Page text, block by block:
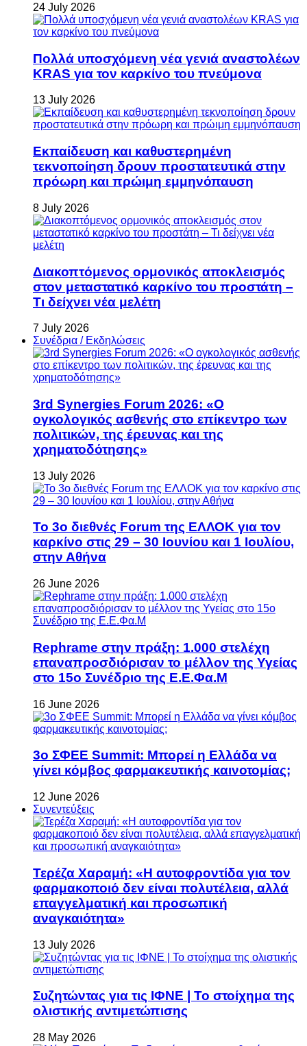
24 July 2026
Πολλά υποσχόμενη νέα γενιά αναστολέων
KRAS για τον καρκίνο του πνεύμονα
13 July 2026
Εκπαίδευση και καθυστερημένη
τεκνοποίηση δρουν προστατευτικά στην
πρόωρη και πρώιμη εμμηνόπαυση
8 July 2026
Διακοπτόμενος ορμονικός αποκλεισμός
στον μεταστατικό καρκίνο του προστάτη –
Τι δείχνει νέα μελέτη
7 July 2026
Συνέδρια / Εκδηλώσεις
3rd Synergies Forum 2026: «Ο
ογκολογικός ασθενής στο επίκεντρο των
πολιτικών, της έρευνας και της
χρηματοδότησης»
13 July 2026
Το 3ο διεθνές Forum της ΕΛΛΟΚ για τον
καρκίνο στις 29 – 30 Ιουνίου και 1 Ιουλίου,
στην Αθήνα
26 June 2026
Rephrame στην πράξη: 1.000 στελέχη
επαναπροσδιόρισαν το μέλλον της Υγείας
στο 15ο Συνέδριο της Ε.Ε.Φα.Μ
16 June 2026
3ο ΣΦΕΕ Summit: Μπορεί η Ελλάδα να
γίνει κόμβος φαρμακευτικής καινοτομίας;
12 June 2026
Συνεντεύξεις
Τερέζα Χαραμή: «Η αυτοφροντίδα για τον
φαρμακοποιό δεν είναι πολυτέλεια, αλλά
επαγγελματική και προσωπική
αναγκαιότητα»
13 July 2026
Συζητώντας για τις ΙΦΝΕ | Το στοίχημα της
ολιστικής αντιμετώπισης
28 May 2026